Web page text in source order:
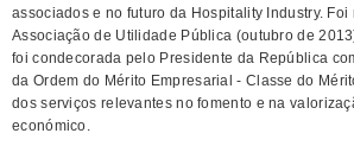
associados e no futuro da Hospitality Industry.
Associação de Utilidade Pública (outubro de
foi condecorada pelo Presidente da República
da Ordem do Mérito Empresarial - Classe do
dos serviços relevantes no fomento e na
económico.